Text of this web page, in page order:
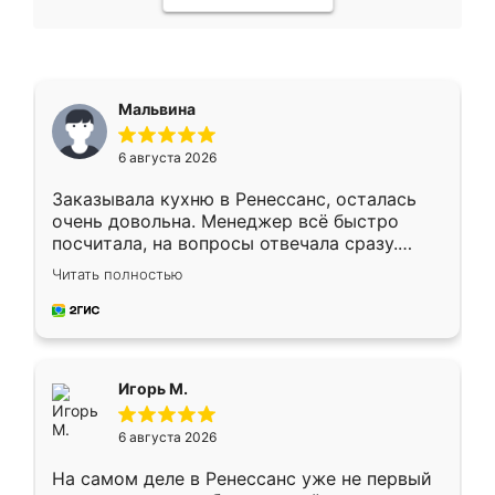
Мальвина
6 августа 2026
Заказывала кухню в Ренессанс, осталась
очень довольна. Менеджер всё быстро
посчитала, на вопросы отвечала сразу.
Замерщик приехал в субботу, подошёл к
делу со всей ответственностью. Собрали
за день, ребята работали аккуратно, даже
Читать полностью
Игорь М.
6 августа 2026
На самом деле в Ренессанс уже не первый